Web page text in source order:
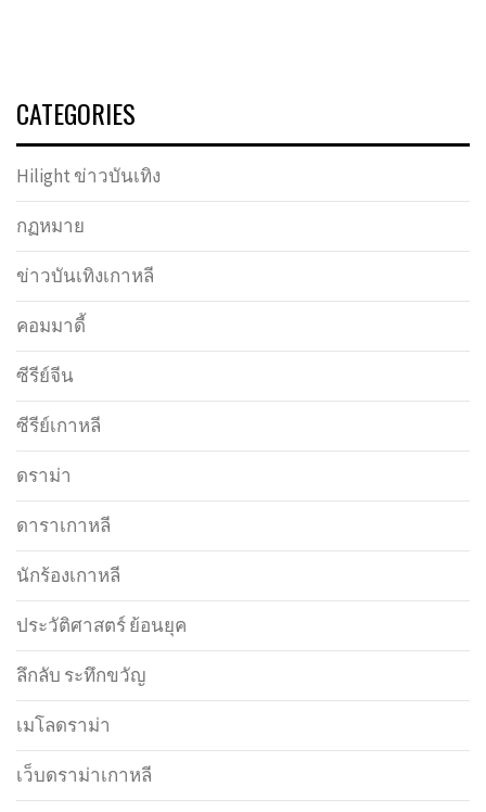
CATEGORIES
Hilight ข่าวบันเทิง
กฏหมาย
ข่าวบันเทิงเกาหลี
คอมมาดี้
ซีรีย์จีน
ซีรีย์เกาหลี
ดราม่า
ดาราเกาหลี
นักร้องเกาหลี
ประวัติศาสตร์ ย้อนยุค
ลึกลับ ระทึกขวัญ
เมโลดราม่า
เว็บดราม่าเกาหลี